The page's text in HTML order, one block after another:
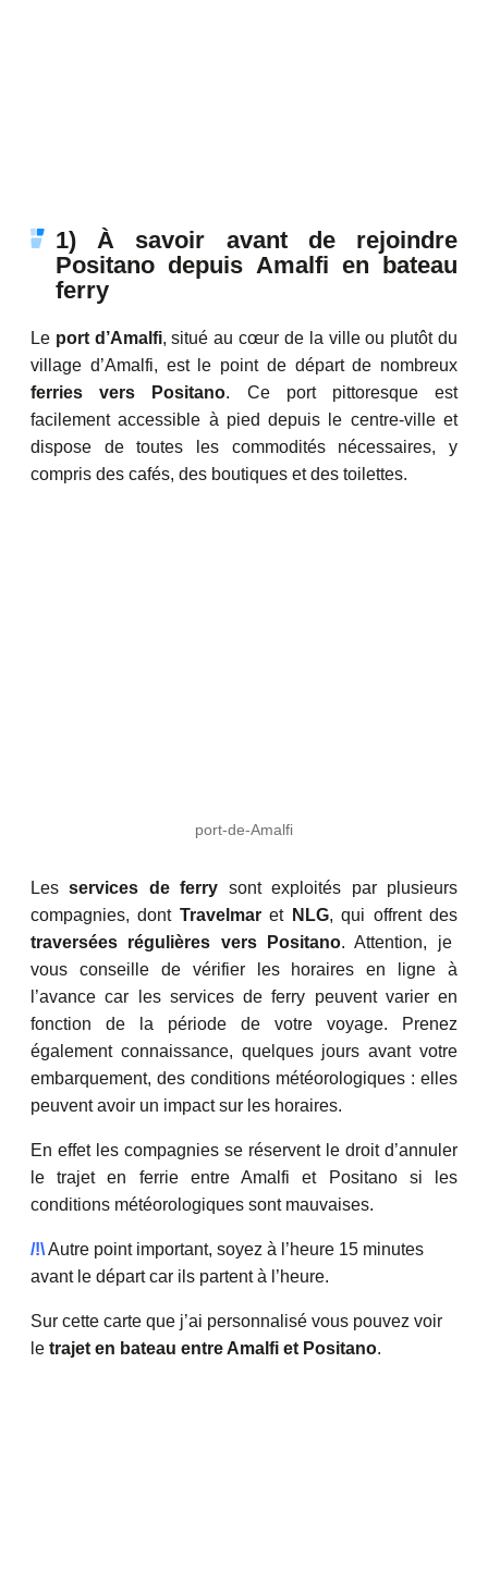
1) À savoir avant de rejoindre
Positano depuis Amalfi en bateau
ferry
Le port d’Amalfi, situé au cœur de la ville ou plutôt du
village d’Amalfi, est le point de départ de nombreux
ferries vers Positano. Ce port pittoresque est
facilement accessible à pied depuis le centre-ville et
dispose de toutes les commodités nécessaires, y
compris des cafés, des boutiques et des toilettes.
port-de-Amalfi
Lesservices de ferry sont exploités par plusieurs
compagnies, dont Travelmaret NLG, qui offrent des
traversées régulières vers Positano. Attention, je
vous conseille de vérifier les horaires en ligne à
l’avance car les services de ferry peuvent varier en
fonction de la période de votre voyage. Prenez
également connaissance, quelques jours avant votre
embarquement, des conditions météorologiques : elles
peuvent avoir un impact sur les horaires.
En effet les compagnies se réservent le droit d’annuler
le trajet en ferrie entre Amalfi et Positano si les
conditions météorologiques sont mauvaises.
/!\Autre point important, soyez à l’heure 15 minutes
avant le départ car ils partent à l’heure.
Sur cette carte que j’ai personnalisé vous pouvez voir
le trajet en bateau entre Amalfi et Positano.